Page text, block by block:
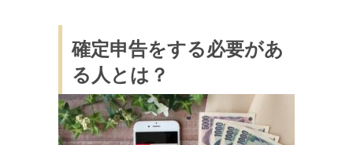
確定申告をする必要があ
る人とは？